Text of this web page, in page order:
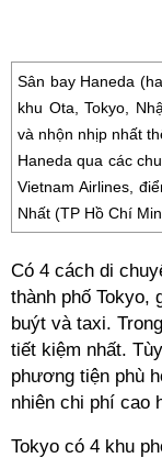
Sân bay Haneda
khu Ota, Tokyo,
và nhộn nhịp nhất
Haneda qua các
Vietnam Airlines,
Nhất (TP Hồ Chí
Có 4 cách di
thành phố Tokyo,
buýt và taxi.
tiết kiệm nhất.
phương tiện phù
nhiên chi phí cao
Tokyo có 4 khu